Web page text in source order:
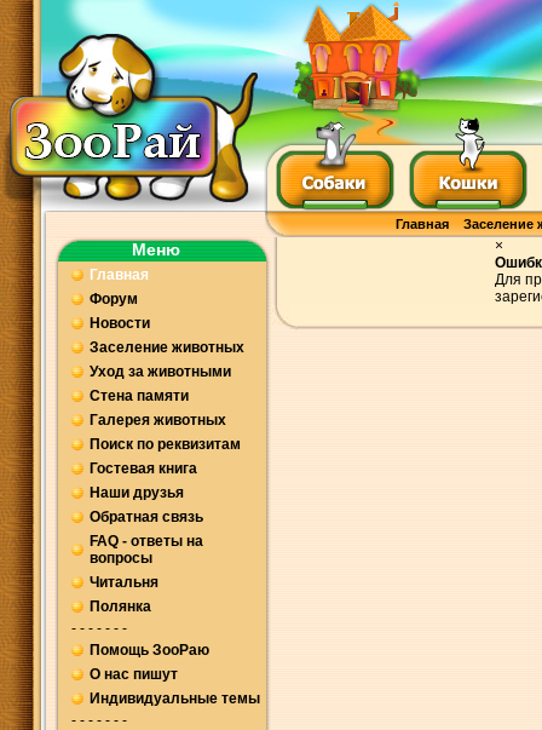
Главная Заселение
Меню
Главная
Форум
Новости
Заселение животных
Уход за животными
Стена памяти
Галерея животных
Поиск по реквизитам
Гостевая книга
Наши друзья
Обратная связь
FAQ - ответы на
вопросы
Читальня
Полянка
- - - - - - -
Помощь ЗооРаю
О нас пишут
Индивидуальные темы
- - - - - - -
×
Для